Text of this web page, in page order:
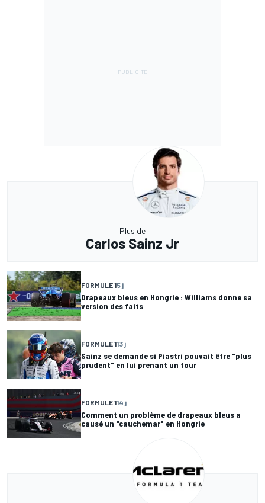
Plus de
Carlos Sainz Jr
FORMULE 15 j
Drapeaux bleus en Hongrie : Williams donne sa
version des faits
FORMULE 113 j
Sainz se demande si Piastri pouvait être "plus
prudent" en lui prenant un tour
FORMULE 114 j
Comment un problème de drapeaux bleus a
causé un "cauchemar" en Hongrie